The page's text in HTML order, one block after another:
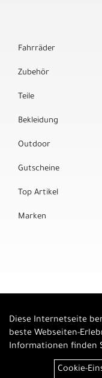
Fahrräder
Zubehör
Teile
Bekleidung
Outdoor
Gutscheine
Top Artikel
Marken
Diese Internetseite
beste Webseiten-
Informationen finden
Cookie-